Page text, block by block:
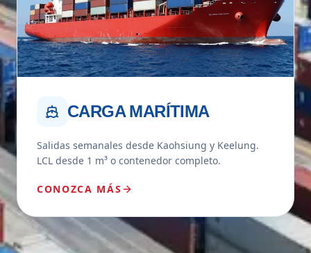
CARGA MARÍTIMA
Salidas semanales desde Kaohsiung y Keelung.
LCL desde 1 m³ o contenedor completo.
CONOZCA MÁS